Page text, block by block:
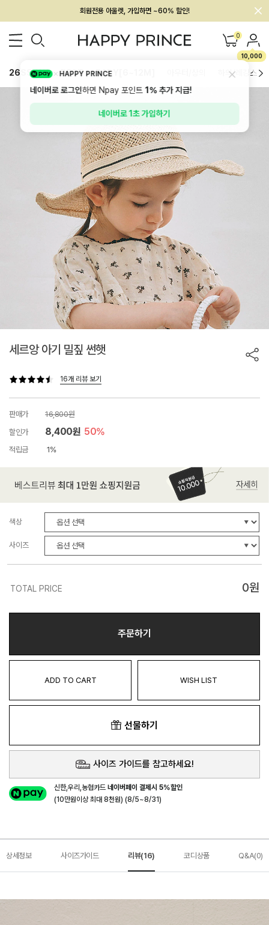
회원전용 아울렛, 가입하면 ~60% 할인!
멤버십 최대 28,000원 혜택 0
10,000
26SS 신상 BEST BABY[6~12M] 하의/레깅스
세르앙 아기 밀짚 썬햇
16개 리뷰 보기
판매가
16,800원
할인가
8,400원 50%
적립금 1%
색상
사이즈
TOTAL PRICE 0원
주문하기
ADD TO CART WISH LIST
선물하기
사이즈 가이드를 참고하세요!
신한,우리,농협카드네이버페이 결제시 5%할인
(10만원이상 최대 8천원) (8/5~8/31)
상세정보 사이즈가이드 리뷰(16) 코디상품 Q&A(0)
HAPPY PRINCE
네이버로 로그인하면 Npay 포인트1%추가 지급!
네이버로 1초 가입하기